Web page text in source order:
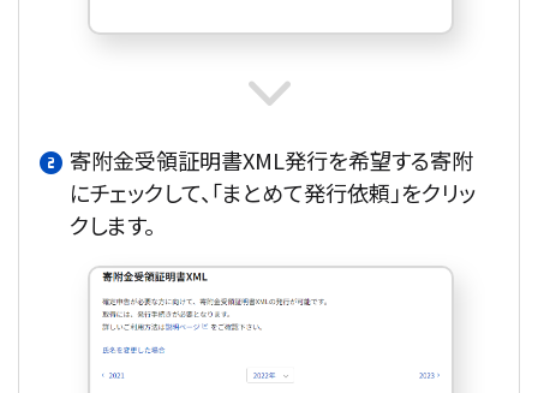
寄附金受領証明書XML発行を希望する寄附
にチェックして、「まとめて発行依頼」をクリッ
クします。